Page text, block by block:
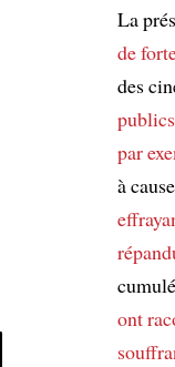
La
de
des
publics
par
à
ont